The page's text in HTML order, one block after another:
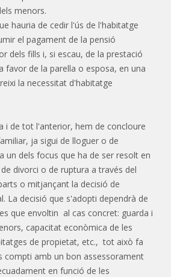
menors.
hauria de cedir l'ús de l'habitatge
el pagament de la pensió
dels fills i, si escau, de la prestació
favor de la parella o esposa, en una
la necessitat d'habitatge
i de tot l'anterior, hem de concloure
ja sigui de lloguer o de
un dels focus que ha de ser resolt en
divorci o de ruptura a través del
o mitjançant la decisió de
La decisió que s'adopti dependrà de
que envoltin al cas concret: guarda i
capacitat econòmica de les
de propietat, etc., tot això fa
compti amb un bon assessorament
en funció de les